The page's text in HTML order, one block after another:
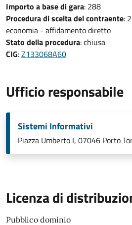
Importo a base di gara: 288
Procedura di scelta del contraente:
economia - affidamento diretto
Stato della procedura: chiusa
CIG:Z133068A60
Ufficio responsabile
Sistemi Informativi
Piazza Umberto I, 07046 Porto
Licenza di
Pubblico dominio